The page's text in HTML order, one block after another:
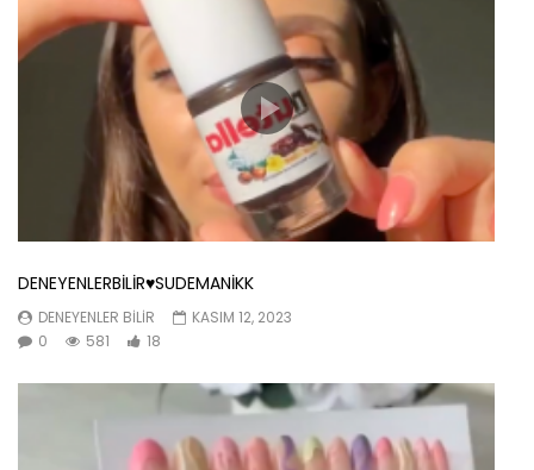
DENEYENLERBİLİR♥️SUDEMANİKK
DENEYENLER BILIR
KASIM 12, 2023
0
581 18